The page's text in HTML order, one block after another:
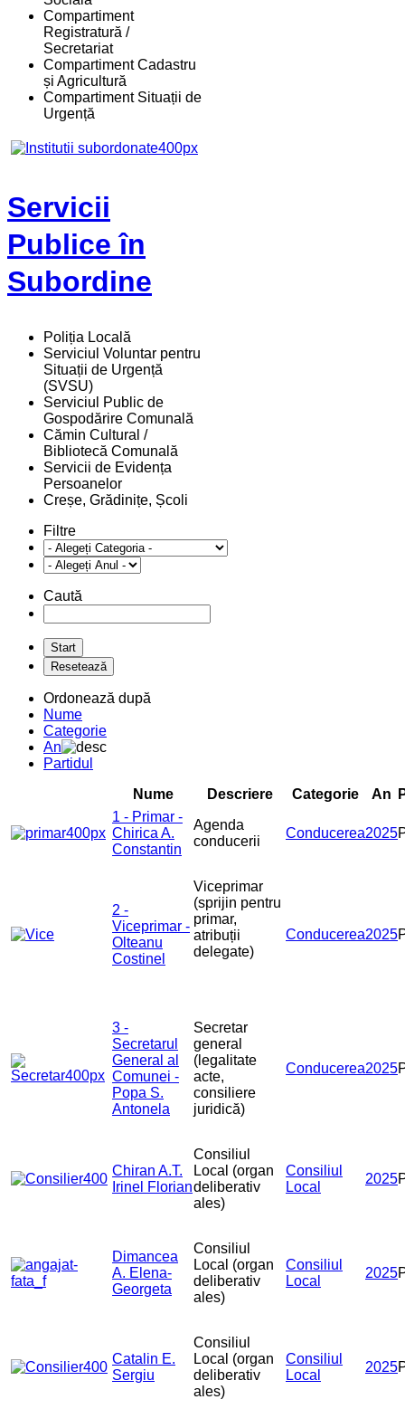
Compartiment
Registratură /
Secretariat
Compartiment Cadastru
și Agricultură
Compartiment Situații de
Urgență
Servicii
Publice în
Subordine
Poliția Locală
Serviciul Voluntar pentru
Situații de Urgență
(SVSU)
Serviciul Public de
Gospodărire Comunală
Cămin Cultural /
Bibliotecă Comunală
Servicii de Evidența
Persoanelor
Creșe, Grădinițe, Școli
Filtre
Caută
Ordonează după
Nume
Categorie
An
Partidul
Nume
Descriere Categorie An
1 - Primar -
Chirica A.
Constantin
Agenda
conducerii
Conducerea2025
2 -
Viceprimar -
Olteanu
Costinel
Viceprimar
(sprijin pentru
primar,
atribuții
delegate)
Conducerea2025
3 -
Secretarul
General al
Comunei -
Popa S.
Antonela
Secretar
general
(legalitate
acte,
consiliere
juridică)
Conducerea2025
Chiran A.T.
Irinel Florian
Consiliul
Local (organ
deliberativ
ales)
Consiliul
Local
2025
Dimancea
A. Elena-
Georgeta
Consiliul
Local (organ
deliberativ
ales)
Consiliul
Local
2025
Catalin E.
Sergiu
Consiliul
Local (organ
deliberativ
ales)
Consiliul
Local
2025